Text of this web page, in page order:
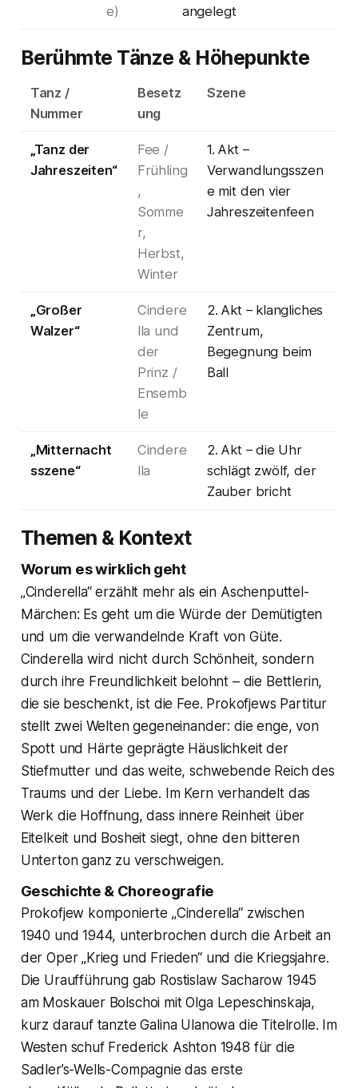
e)
angelegt
Berühmte Tänze & Höhepunkte
Tanz /
Nummer
Besetz
ung
Szene
„Tanz der
Jahreszeiten“
Fee /
Frühling
,
Somme
r,
Herbst,
Winter
1. Akt –
Verwandlungsszen
e mit den vier
Jahreszeitenfeen
„Großer
Walzer“
Cindere
lla und
der
Prinz /
Ensemb
le
2. Akt – klangliches
Zentrum,
Begegnung beim
Ball
„Mitternacht
sszene“
Cindere
lla
2. Akt – die Uhr
schlägt zwölf, der
Zauber bricht
Themen & Kontext
Worum es wirklich geht
„Cinderella“ erzählt mehr als ein Aschenputtel-
Märchen: Es geht um die Würde der Demütigten
und um die verwandelnde Kraft von Güte.
Cinderella wird nicht durch Schönheit, sondern
durch ihre Freundlichkeit belohnt – die Bettlerin,
die sie beschenkt, ist die Fee. Prokofjews Partitur
stellt zwei Welten gegeneinander: die enge, von
Spott und Härte geprägte Häuslichkeit der
Stiefmutter und das weite, schwebende Reich des
Traums und der Liebe. Im Kern verhandelt das
Werk die Hoffnung, dass innere Reinheit über
Eitelkeit und Bosheit siegt, ohne den bitteren
Unterton ganz zu verschweigen.
Geschichte & Choreografie
Prokofjew komponierte „Cinderella“ zwischen
1940 und 1944, unterbrochen durch die Arbeit an
der Oper „Krieg und Frieden“ und die Kriegsjahre.
Die Uraufführung gab Rostislaw Sacharow 1945
am Moskauer Bolschoi mit Olga Lepeschinskaja,
kurz darauf tanzte Galina Ulanowa die Titelrolle. Im
Westen schuf Frederick Ashton 1948 für die
Sadler’s-Wells-Compagnie das erste